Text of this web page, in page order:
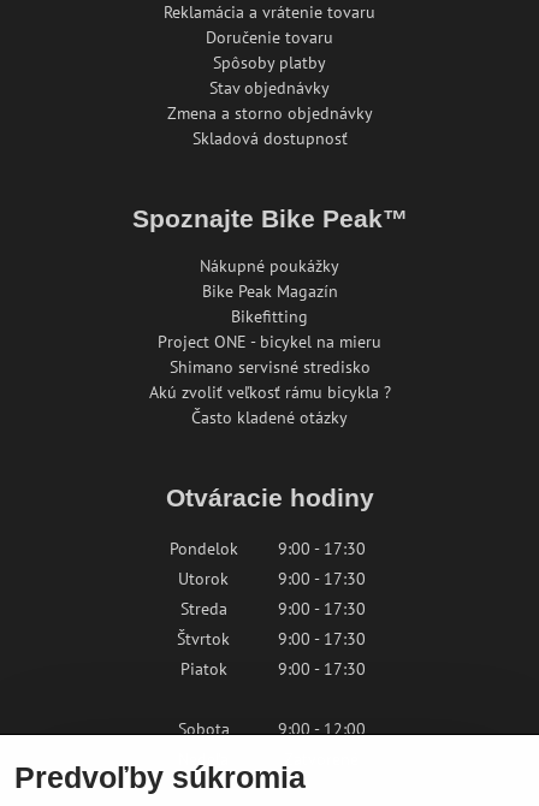
Reklamácia a vrátenie tovaru
Doručenie tovaru
Spôsoby platby
Stav objednávky
Zmena a storno objednávky
Skladová dostupnosť
Spoznajte Bike Peak™
Nákupné poukážky
Bike Peak Magazín
Bikefitting
Project ONE - bicykel na mieru
Shimano servisné stredisko
Akú zvoliť veľkosť rámu bicykla ?
Často kladené otázky
Otváracie hodiny
Pondelok
9:00 - 17:30
Utorok
9:00 - 17:30
Streda
9:00 - 17:30
Štvrtok
9:00 - 17:30
Piatok
9:00 - 17:30
Sobota
9:00 - 12:00
Predvoľby súkromia